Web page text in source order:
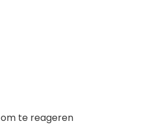
om te reageren